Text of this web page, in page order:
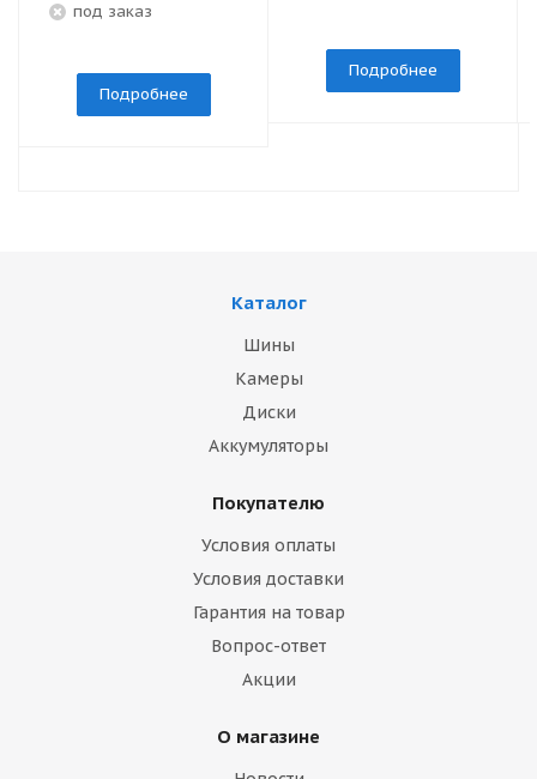
под заказ
Подробнее
Подробнее
Каталог
Шины
Камеры
Диски
Аккумуляторы
Покупателю
Условия оплаты
Условия доставки
Гарантия на товар
Вопрос-ответ
Акции
О магазине